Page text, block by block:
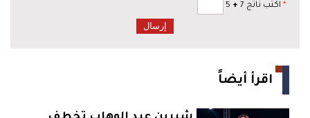
* اكتب ناتج 7 +
اقرأ أيضاً